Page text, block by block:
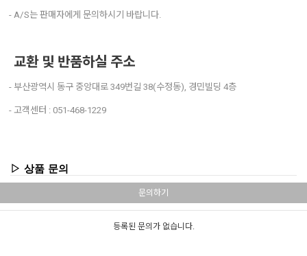
- A/S는 판매자에게 문의하시기 바랍니다.
교환 및 반품하실 주소
- 부산광역시 동구 중앙대로 349번길 38(수정동), 경민빌딩 4층
- 고객센터 : 051-468-1229
▷ 상품 문의
문의하기
등록된 문의가 없습니다.